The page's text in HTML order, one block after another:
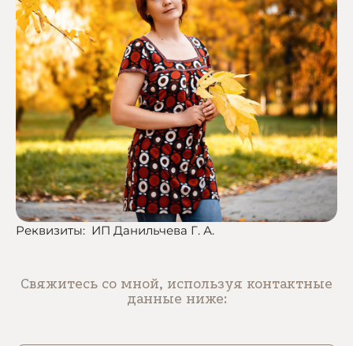
Реквизиты: ИП Данильчева Г. А.
Свяжитесь со мной, используя контактные
данные ниже: